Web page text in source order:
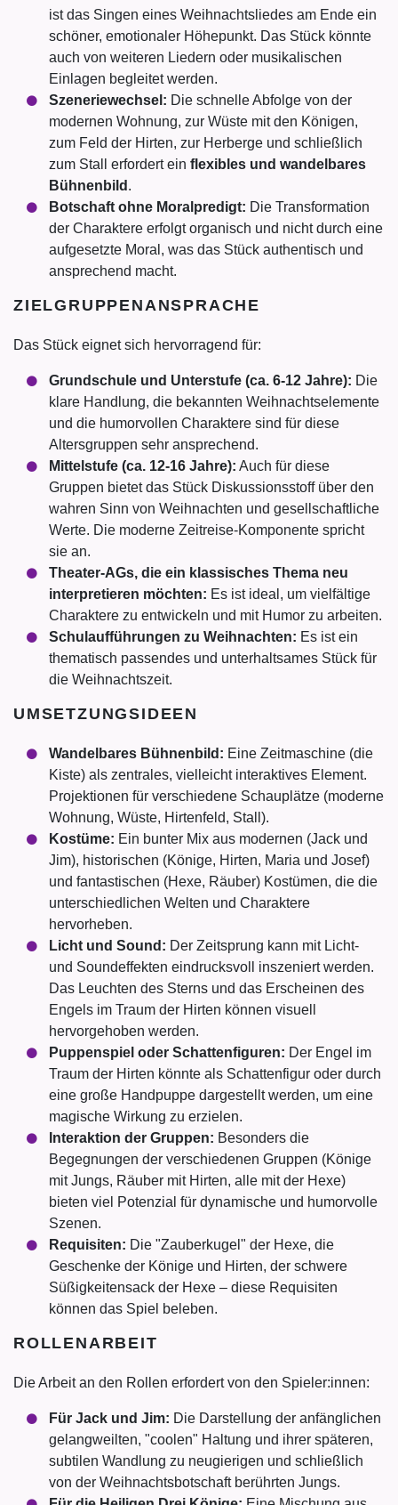
ist das Singen eines Weihnachtsliedes am Ende ein
schöner, emotionaler Höhepunkt. Das Stück könnte
auch von weiteren Liedern oder musikalischen
Einlagen begleitet werden.
Szeneriewechsel: Die schnelle Abfolge von der
modernen Wohnung, zur Wüste mit den Königen,
zum Feld der Hirten, zur Herberge und schließlich
zum Stall erfordert ein flexibles und wandelbares
Bühnenbild .
Botschaft ohne Moralpredigt: Die Transformation
der Charaktere erfolgt organisch und nicht durch eine
aufgesetzte Moral, was das Stück authentisch und
ansprechend macht.
ZIELGRUPPENANSPRACHE
Das Stück eignet sich hervorragend für:
Grundschule und Unterstufe (ca. 6-12 Jahre): Die
klare Handlung, die bekannten Weihnachtselemente
und die humorvollen Charaktere sind für diese
Altersgruppen sehr ansprechend.
Mittelstufe (ca. 12-16 Jahre): Auch für diese
Gruppen bietet das Stück Diskussionsstoff über den
wahren Sinn von Weihnachten und gesellschaftliche
Werte. Die moderne Zeitreise-Komponente spricht
sie an.
Theater-AGs, die ein klassisches Thema neu
interpretieren möchten: Es ist ideal, um vielfältige
Charaktere zu entwickeln und mit Humor zu arbeiten.
Schulaufführungen zu Weihnachten: Es ist ein
thematisch passendes und unterhaltsames Stück für
die Weihnachtszeit.
UMSETZUNGSIDEEN
Wandelbares Bühnenbild: Eine Zeitmaschine (die
Kiste) als zentrales, vielleicht interaktives Element.
Projektionen für verschiedene Schauplätze (moderne
Wohnung, Wüste, Hirtenfeld, Stall).
Kostüme: Ein bunter Mix aus modernen (Jack und
Jim), historischen (Könige, Hirten, Maria und Josef)
und fantastischen (Hexe, Räuber) Kostümen, die die
unterschiedlichen Welten und Charaktere
hervorheben.
Licht und Sound: Der Zeitsprung kann mit Licht-
und Soundeffekten eindrucksvoll inszeniert werden.
Das Leuchten des Sterns und das Erscheinen des
Engels im Traum der Hirten können visuell
hervorgehoben werden.
Puppenspiel oder Schattenfiguren: Der Engel im
Traum der Hirten könnte als Schattenfigur oder durch
eine große Handpuppe dargestellt werden, um eine
magische Wirkung zu erzielen.
Interaktion der Gruppen: Besonders die
Begegnungen der verschiedenen Gruppen (Könige
mit Jungs, Räuber mit Hirten, alle mit der Hexe)
bieten viel Potenzial für dynamische und humorvolle
Szenen.
Requisiten: Die "Zauberkugel" der Hexe, die
Geschenke der Könige und Hirten, der schwere
Süßigkeitensack der Hexe – diese Requisiten
können das Spiel beleben.
ROLLENARBEIT
Die Arbeit an den Rollen erfordert von den Spieler:innen:
Für Jack und Jim: Die Darstellung der anfänglichen
gelangweilten, "coolen" Haltung und ihrer späteren,
subtilen Wandlung zu neugierigen und schließlich
von der Weihnachtsbotschaft berührten Jungs.